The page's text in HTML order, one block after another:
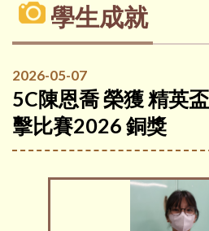
學生成就
2026-05-07
5C陳恩喬 榮獲 精英
擊比賽2026 銅獎